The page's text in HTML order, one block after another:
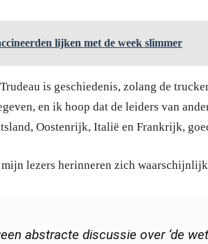
lijken met de week slimmer
is geschiedenis, zolang de
en ik hoop dat de leiders van
Oostenrijk, Italië en Frankrijk,
mijn lezers herinneren zich
abstracte discussie over ‘de